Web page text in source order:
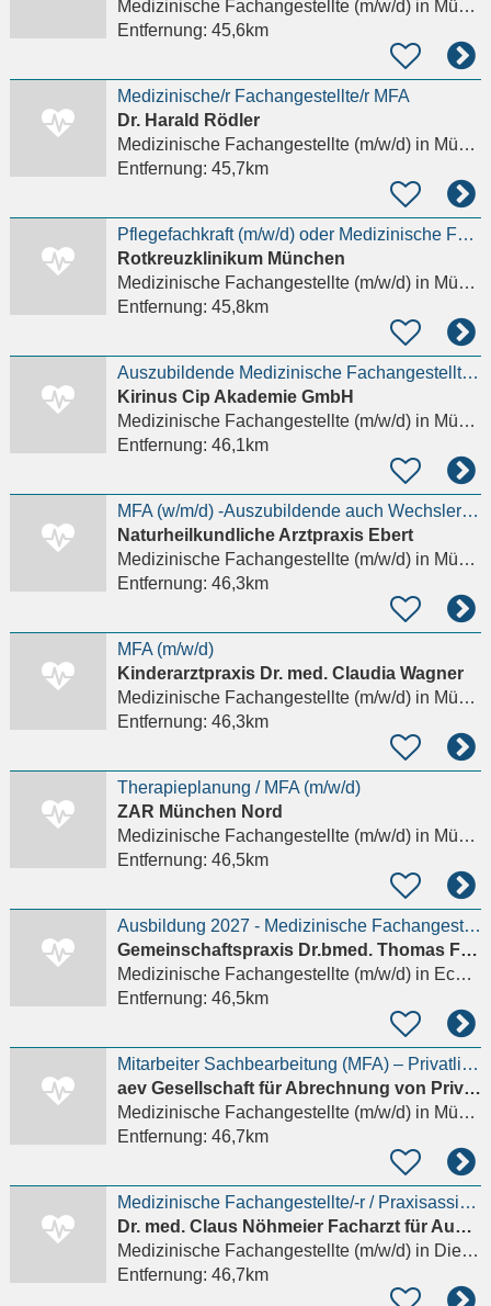
Medizinische Fachangestellte (m/w/d)in München, Hadern
Entfernung: 45,6km
Medizinische/r Fachangestellte/r MFA
Dr. Harald Rödler
Medizinische Fachangestellte (m/w/d)in München, Neuhausen
Entfernung: 45,7km
Pflegefachkraft (m/w/d) oder Medizinische Fachangestellte (m/w/d) - HKL
Rotkreuzklinikum München
Medizinische Fachangestellte (m/w/d)in München, Neuhausen
Entfernung: 45,8km
Auszubildende Medizinische Fachangestellte (m/w/d) - Praxis Rotkreuzplatz
Kirinus Cip Akademie GmbH
Medizinische Fachangestellte (m/w/d)in München, Neuhausen
Entfernung: 46,1km
MFA (w/m/d) -Auszubildende auch Wechsler Ästhetische Arzt Praxis München gesucht
Naturheilkundliche Arztpraxis Ebert
Medizinische Fachangestellte (m/w/d)in München, Neuhausen
Entfernung: 46,3km
MFA (m/w/d)
Kinderarztpraxis Dr. med. Claudia Wagner
Medizinische Fachangestellte (m/w/d)in München, Maxvorstadt
Entfernung: 46,3km
Therapieplanung / MFA (m/w/d)
ZAR München Nord
Medizinische Fachangestellte (m/w/d)in München, Schwabing-West
Entfernung: 46,5km
Ausbildung 2027 - Medizinische Fachangestellte (m/w/d)
Gemeinschaftspraxis Dr.bmed. Thomas Fischer - Dr. med.univ. Julia Treff
Medizinische Fachangestellte (m/w/d)in Eching (Freising)
Entfernung: 46,5km
Mitarbeiter Sachbearbeitung (MFA) – Privatliquidation (GOÄ) (m/w/d)
aev Gesellschaft für Abrechnung von Privatliquidationen AG
Medizinische Fachangestellte (m/w/d)in München, Schwabing-West
Entfernung: 46,7km
Medizinische Fachangestellte/-r / Praxisassistent/-in (m/w/d)
Dr. med. Claus Nöhmeier Facharzt für Augenheilkunde
Medizinische Fachangestellte (m/w/d)in Dießen am Ammersee
Entfernung: 46,7km